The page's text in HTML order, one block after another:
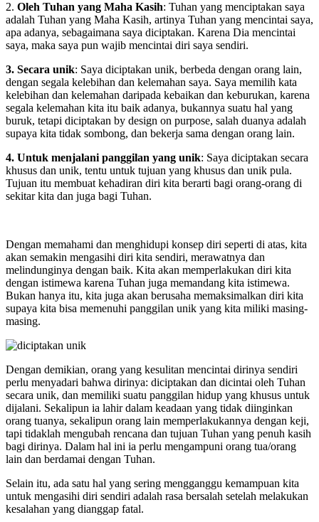
2. Oleh Tuhan yang Maha Kasih: Tuhan yang menciptakan saya
adalah Tuhan yang Maha Kasih, artinya Tuhan yang mencintai saya,
apa adanya, sebagaimana saya diciptakan. Karena Dia mencintai
saya, maka saya pun wajib mencintai diri saya sendiri.
3. Secara unik: Saya diciptakan unik, berbeda dengan orang lain,
dengan segala kelebihan dan kelemahan saya. Saya memilih kata
kelebihan dan kelemahan daripada kebaikan dan keburukan, karena
segala kelemahan kita itu baik adanya, bukannya suatu hal yang
buruk, tetapi diciptakan by design on purpose, salah duanya adalah
supaya kita tidak sombong, dan bekerja sama dengan orang lain.
4. Untuk menjalani panggilan yang unik: Saya diciptakan secara
khusus dan unik, tentu untuk tujuan yang khusus dan unik pula.
Tujuan itu membuat kehadiran diri kita berarti bagi orang-orang di
sekitar kita dan juga bagi Tuhan.
Dengan memahami dan menghidupi konsep diri seperti di atas, kita
akan semakin mengasihi diri kita sendiri, merawatnya dan
melindunginya dengan baik. Kita akan memperlakukan diri kita
dengan istimewa karena Tuhan juga memandang kita istimewa.
Bukan hanya itu, kita juga akan berusaha memaksimalkan diri kita
supaya kita bisa memenuhi panggilan unik yang kita miliki masing-
masing.
Dengan demikian, orang yang kesulitan mencintai dirinya sendiri
perlu menyadari bahwa dirinya: diciptakan dan dicintai oleh Tuhan
secara unik, dan memiliki suatu panggilan hidup yang khusus untuk
dijalani. Sekalipun ia lahir dalam keadaan yang tidak diinginkan
orang tuanya, sekalipun orang lain memperlakukannya dengan keji,
tapi tidaklah mengubah rencana dan tujuan Tuhan yang penuh kasih
bagi dirinya. Dalam hal ini ia perlu mengampuni orang tua/orang
lain dan berdamai dengan Tuhan.
Selain itu, ada satu hal yang sering mengganggu kemampuan kita
untuk mengasihi diri sendiri adalah rasa bersalah setelah melakukan
kesalahan yang dianggap fatal.